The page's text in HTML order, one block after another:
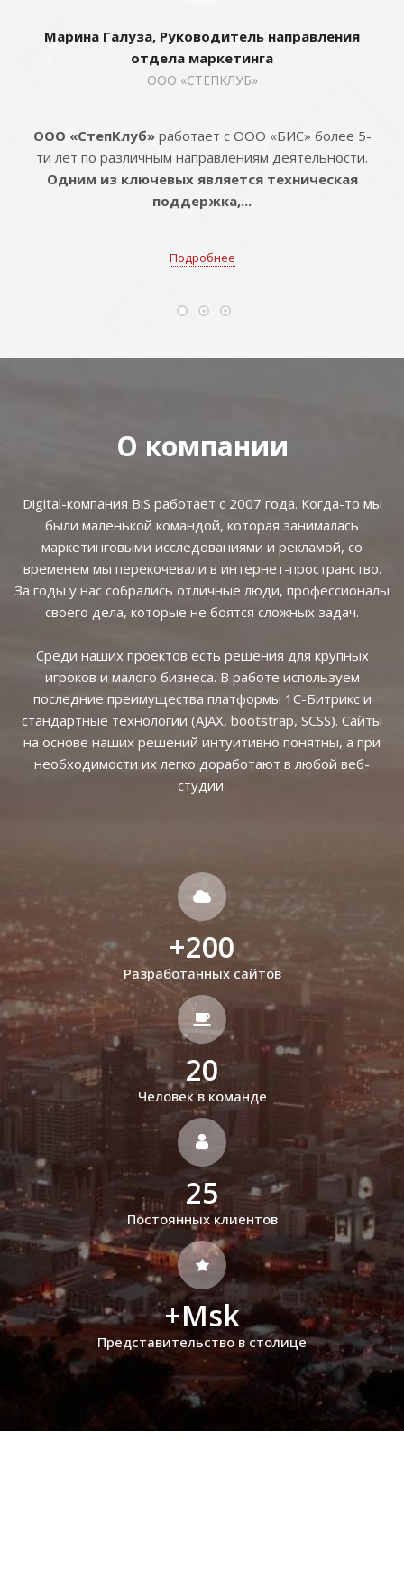
Марина Галуза, Руководитель направления
отдела маркетинга
ООО «СТЕПКЛУБ»
ООО «СтепКлуб»работает с ООО «БИС» более 5-
ти лет по различным направлениям деятельности.
Одним из ключевых является техническая
поддержка,...
Подробнее
О компании
Digital-компания BiS работает с 2007 года. Когда-то мы
были маленькой командой, которая занималась
маркетинговыми исследованиями и рекламой, со
временем мы перекочевали в интернет-пространство.
За годы у нас собрались отличные люди, профессионалы
своего дела, которые не боятся сложных задач.
Среди наших проектов есть решения для крупных
игроков и малого бизнеса. В работе используем
последние преимущества платформы 1С-Битрикс и
стандартные технологии (AJAX, bootstrap, SCSS). Сайты
на основе наших решений интуитивно понятны, а при
необходимости их легко доработают в любой веб-
студии.
+200
Разработанных сайтов
20
Человек в команде
25
Постоянных клиентов
+Msk
Представительство в столице